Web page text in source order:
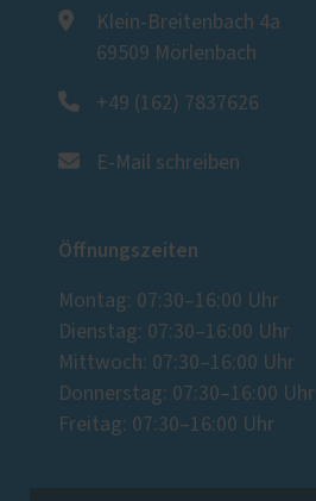
Klein-Breitenbach 4a
69509 Mörlenbach
+49 (162) 7837626
E-Mail schreiben
Öffnungszeiten
Montag: 07:30–16:00 Uhr
Dienstag: 07:30–16:00 Uhr
Mittwoch: 07:30–16:00 Uhr
Donnerstag: 07:30–16:00 Uhr
Freitag: 07:30–16:00 Uhr